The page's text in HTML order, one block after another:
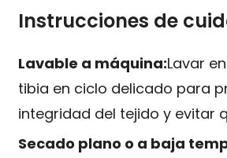
Instrucciones de
Lavable a máquina:Lavar
tibia en ciclo delicado para
integridad del tejido y evitar
Secado plano o a baja